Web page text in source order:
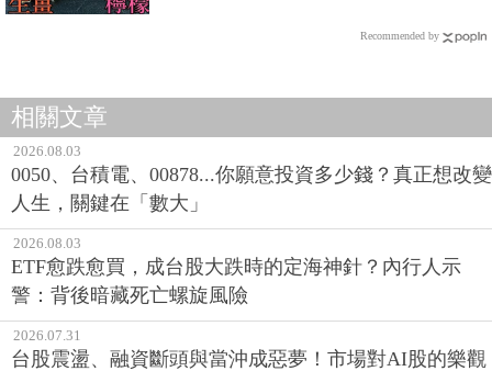
Recommended by
相關文章
2026.08.03
0050、台積電、00878...你願意投資多少錢？真正想改變
人生，關鍵在「數大」
2026.08.03
ETF愈跌愈買，成台股大跌時的定海神針？內行人示
警：背後暗藏死亡螺旋風險
2026.07.31
台股震盪、融資斷頭與當沖成惡夢！市場對AI股的樂觀